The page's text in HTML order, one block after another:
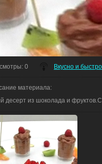
: 0 Вкусно и быстро
материала:
десерт из шоколада и